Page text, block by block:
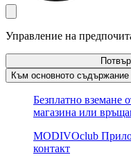
Управление на
Към основното съдържание
Безплатно вземане
магазина или
MODIVOclub
контакт